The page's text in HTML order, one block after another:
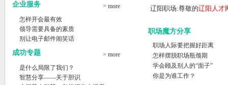
企业服务
> more
怎样开会最有效
领导需要具备的素质
别让电子邮件闹笑话
成功专题
> more
是什么局限了我们？
智慧分享——关于胆识
辽阳职场:尊敬的辽阳人才
职场魔方分享
职场人际要把握好距离
怎样摆脱职场瓶颈期
学会顾及别人的“面子”
你是为谁工作？